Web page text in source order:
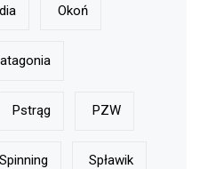
Okoń
Pstrąg PZW
Spinning Spławik